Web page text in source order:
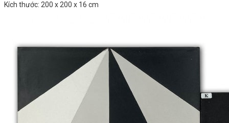
Kích thước: 200 x 200 x 16 cm